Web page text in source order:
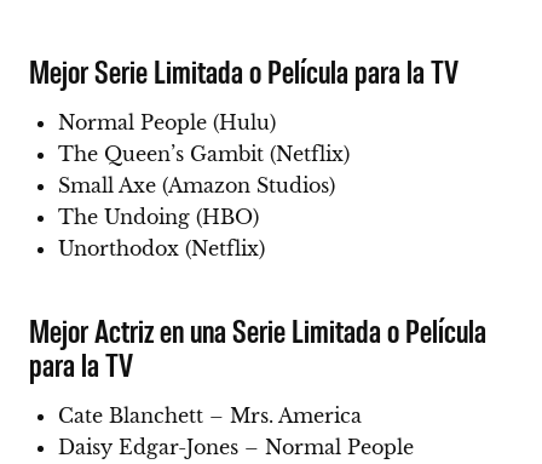
Mejor Serie Limitada o Película para la TV
Normal People (Hulu)
The Queen’s Gambit (Netflix)
Small Axe (Amazon Studios)
The Undoing (HBO)
Unorthodox (Netflix)
Mejor Actriz en una Serie Limitada o Película
para la TV
Cate Blanchett – Mrs. America
Daisy Edgar-Jones – Normal People